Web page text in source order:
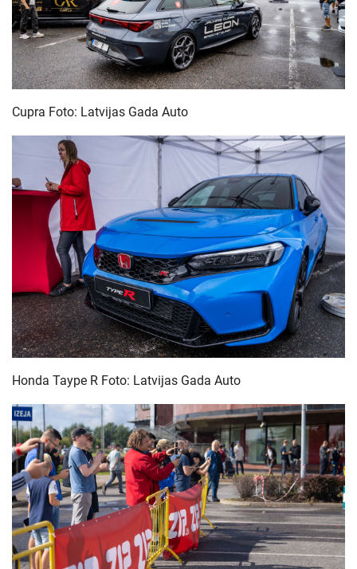
Cupra Foto: Latvijas Gada Auto
Honda Taype R Foto: Latvijas Gada Auto